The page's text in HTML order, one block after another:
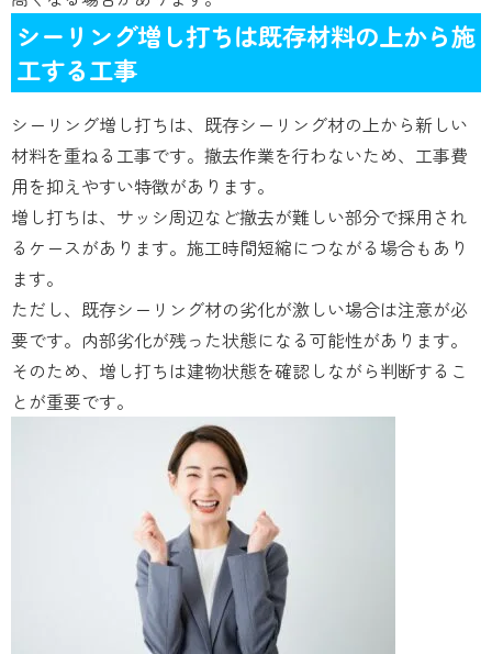
シーリング増し打ちは既存材料の上から施
工する工事
シーリング増し打ちは、既存シーリング材の上から新しい
材料を重ねる工事です。撤去作業を行わないため、工事費
用を抑えやすい特徴があります。
増し打ちは、サッシ周辺など撤去が難しい部分で採用され
るケースがあります。施工時間短縮につながる場合もあり
ます。
ただし、既存シーリング材の劣化が激しい場合は注意が必
要です。内部劣化が残った状態になる可能性があります。
そのため、増し打ちは建物状態を確認しながら判断するこ
とが重要です。